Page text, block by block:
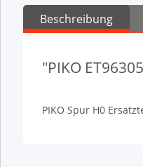
Beschreibung
"PIKO
PIKO Spur H0